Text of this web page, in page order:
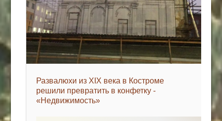
Развалюхи из XIX века в Костроме
решили превратить в конфетку -
«Недвижимость»